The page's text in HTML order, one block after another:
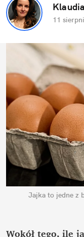
11
Jajka to jedne z
Wokół tego, ile